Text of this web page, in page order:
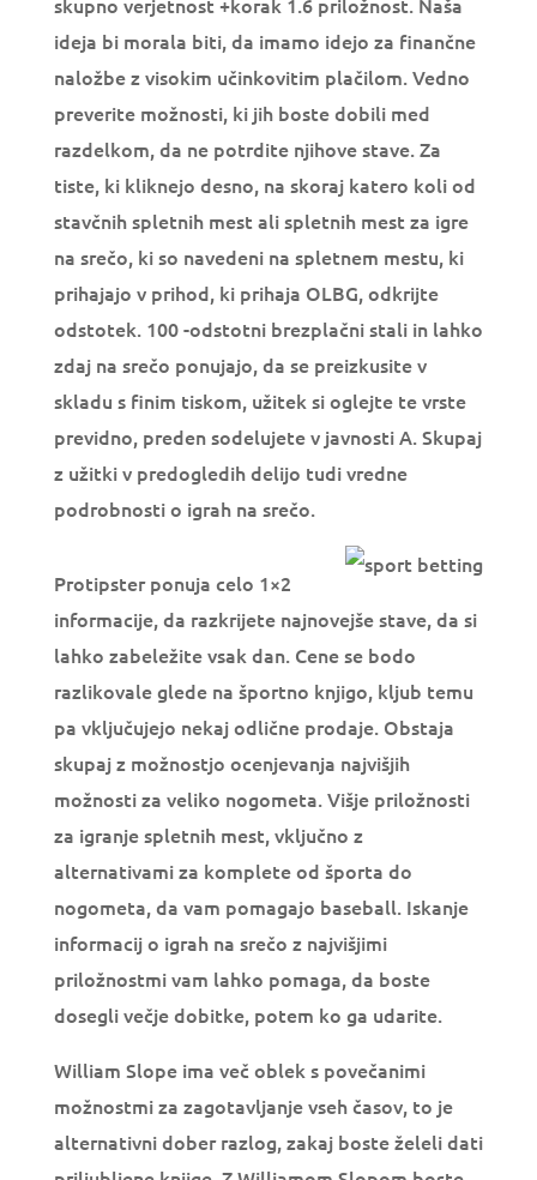
ideja bi morala biti, da imamo idejo za finančne
naložbe z visokim učinkovitim plačilom. Vedno
preverite možnosti, ki jih boste dobili med
razdelkom, da ne potrdite njihove stave. Za
tiste, ki kliknejo desno, na skoraj katero koli od
stavčnih spletnih mest ali spletnih mest za igre
na srečo, ki so navedeni na spletnem mestu, ki
prihajajo v prihod, ki prihaja OLBG, odkrijte
odstotek. 100 -odstotni brezplačni stali in lahko
zdaj na srečo ponujajo, da se preizkusite v
skladu s finim tiskom, užitek si oglejte te vrste
previdno, preden sodelujete v javnosti A. Skupaj
z užitki v predogledih delijo tudi vredne
podrobnosti o igrah na srečo.
Protipster ponuja celo 1×2
informacije, da razkrijete najnovejše stave, da si
lahko zabeležite vsak dan. Cene se bodo
razlikovale glede na športno knjigo, kljub temu
pa vključujejo nekaj odlične prodaje. Obstaja
skupaj z možnostjo ocenjevanja najvišjih
možnosti za veliko nogometa. Višje priložnosti
za igranje spletnih mest, vključno z
alternativami za komplete od športa do
nogometa, da vam pomagajo baseball. Iskanje
informacij o igrah na srečo z najvišjimi
priložnostmi vam lahko pomaga, da boste
dosegli večje dobitke, potem ko ga udarite.
William Slope ima več oblek s povečanimi
možnostmi za zagotavljanje vseh časov, to je
alternativni dober razlog, zakaj boste želeli dati